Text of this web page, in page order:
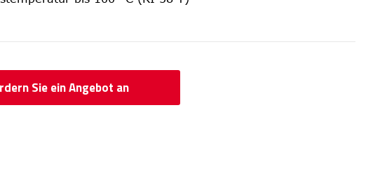
Sie ein Angebot an